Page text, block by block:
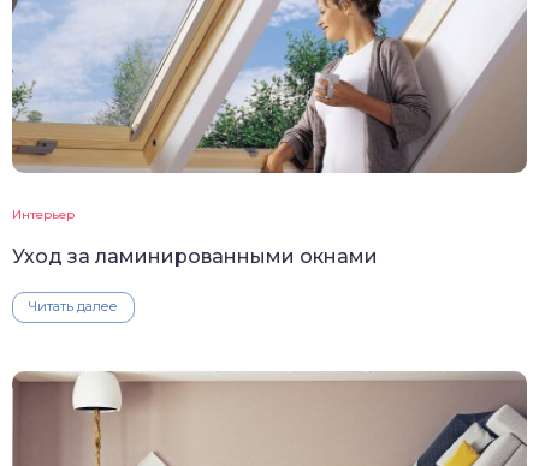
Интерьер
Уход за ламинированными окнами
Читать далее